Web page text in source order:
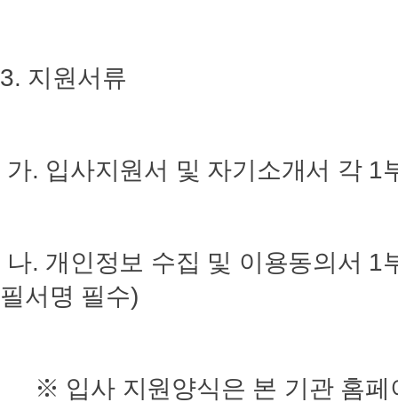
3. 지원서류
가. 입사지원서 및 자기소개서 각 1
나. 개인정보 수집 및 이용동의서
필서명 필수)
※ 입사 지원양식은 본 기관 홈페